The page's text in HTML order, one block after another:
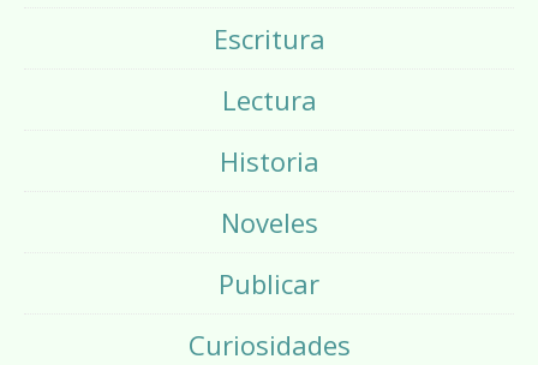
Escritura
Lectura
Historia
Noveles
Publicar
Curiosidades